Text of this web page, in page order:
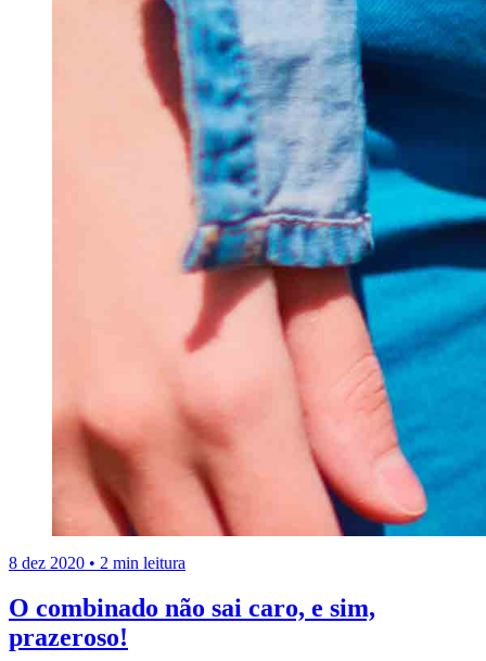
8 dez 2020 • 2 min leitura
O combinado não sai caro, e sim,
prazeroso!